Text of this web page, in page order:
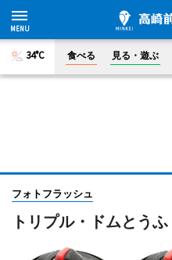
34°C 食べる 見る・遊ぶ
フォトフラッシュ
トリプル・ドムとうふ